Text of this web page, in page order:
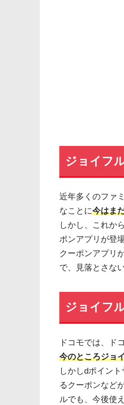
ジョイフ
近年多くのファ
なことに今はま
しかし、これか
ポンアプリが登
クーポンアプリ
で、見落とさな
ジョイフ
ドコモでは、ド
今のところジョ
しかしdポイン
るクーポンなど
ルでも、今後使